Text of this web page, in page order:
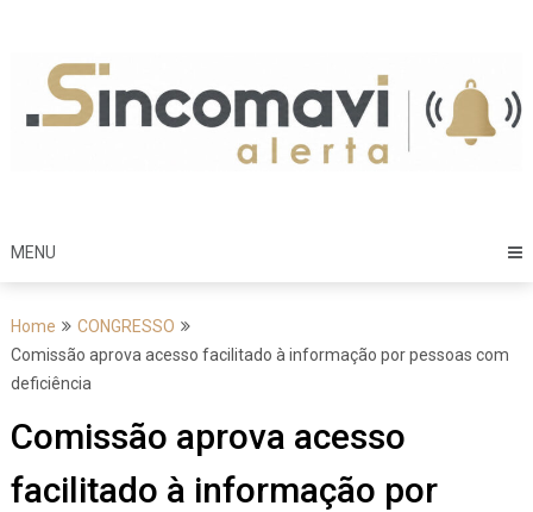
content
MENU
Home
CONGRESSO
Comissão aprova acesso facilitado à informação por pessoas com
deficiência
Comissão aprova acesso
facilitado à informação por